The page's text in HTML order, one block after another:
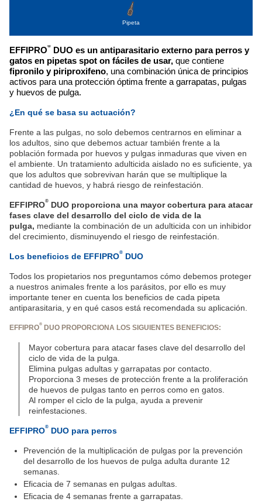
Pipeta
EFFIPRO®
DUO es un antiparasitario externo para perros y
gatos en pipetas spot on fáciles de usar,
fipronilo y piriproxifeno, una combinación única de principios
activos para una protección óptima frente a garrapatas, pulgas
y huevos de pulga.
¿En qué se basa su actuación?
Frente a las pulgas, no solo debemos centrarnos en eliminar a
los adultos, sino que debemos actuar también frente a la
población formada por huevos y pulgas inmaduras que viven en
el ambiente. Un tratamiento adulticida aislado no es suficiente, ya
que los adultos que sobrevivan harán que se multiplique la
cantidad de huevos, y habrá riesgo de reinfestación.
EFFIPRO® DUO proporciona una mayor cobertura para atacar
fases clave del desarrollo del ciclo de vida de la
pulga, mediante la combinación de un adulticida con un inhibidor
del crecimiento, disminuyendo el riesgo de reinfestación.
Los beneficios de EFFIPRO® DUO
Todos los propietarios nos preguntamos cómo debemos proteger
a nuestros animales frente a los parásitos, por ello es muy
importante tener en cuenta los beneficios de cada pipeta
antiparasitaria, y en qué casos está recomendada su aplicación.
EFFIPRO® DUO PROPORCIONA LOS SIGUIENTES BENEFICIOS:
Mayor cobertura para atacar fases clave del desarrollo del
ciclo de vida de la pulga.
Elimina pulgas adultas y garrapatas por contacto.
Proporciona 3 meses de protección frente a la proliferación
de huevos de pulgas tanto en perros como en gatos.
Al romper el ciclo de la pulga, ayuda a prevenir
reinfestaciones.
EFFIPRO® DUO para perros
Prevención de la multiplicación de pulgas por la prevención
del desarrollo de los huevos de pulga adulta durante 12
semanas.
Eficacia de 7 semanas en pulgas adultas.
Eficacia de 4 semanas frente a garrapatas.